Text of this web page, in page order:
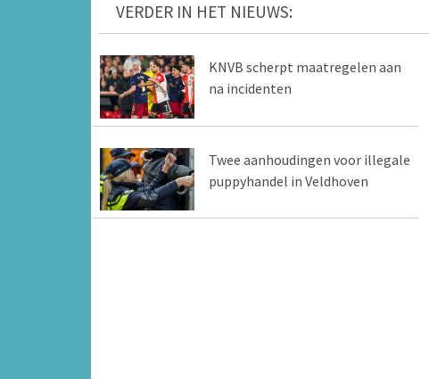
VERDER IN HET NIEUWS:
KNVB scherpt maatregelen aan
na incidenten
Twee aanhoudingen voor illegale
puppyhandel in Veldhoven